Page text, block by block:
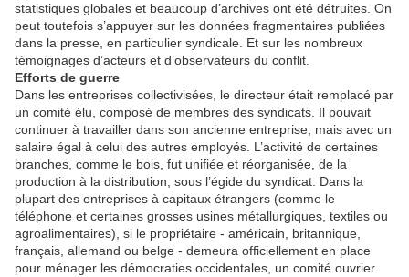
statistiques globales et beaucoup d’archives ont été détruites. On
peut toutefois s’appuyer sur les données fragmentaires publiées
dans la presse, en particulier syndicale. Et sur les nombreux
témoignages d’acteurs et d’observateurs du conflit.
Efforts de guerre
Dans les entreprises collectivisées, le directeur était remplacé par
un comité élu, composé de membres des syndicats. Il pouvait
continuer à travailler dans son ancienne entreprise, mais avec un
salaire égal à celui des autres employés. L’activité de certaines
branches, comme le bois, fut unifiée et réorganisée, de la
production à la distribution, sous l’égide du syndicat. Dans la
plupart des entreprises à capitaux étrangers (comme le
téléphone et certaines grosses usines métallurgiques, textiles ou
agroalimentaires), si le propriétaire - américain, britannique,
français, allemand ou belge - demeura officiellement en place
pour ménager les démocraties occidentales, un comité ouvrier